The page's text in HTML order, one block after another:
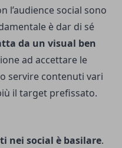
l’audience social sono
è dar di sé
da un visual ben
ad accettare le
servire contenuti vari
il target prefissato.
nei social è basilare.